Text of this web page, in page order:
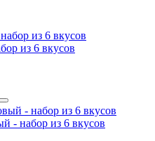
из 6 вкусов
- набор из 6 вкусов